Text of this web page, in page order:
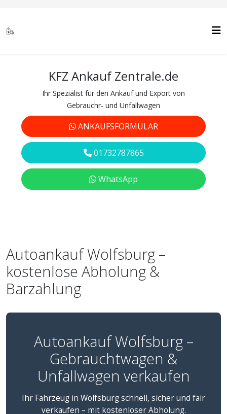
KFZ Ankauf Zentrale.de
Ihr Spezialist für den Ankauf und Export von
Gebrauchr- und Unfallwagen
ANKAUFSFORMULAR
01732787865
WhatsApp
Autoankauf Wolfsburg –
kostenlose Abholung &
Barzahlung
Autoankauf Wolfsburg –
Gebrauchtwagen &
Unfallwagen verkaufen
Ihr Fahrzeug in Wolfsburg schnell, sicher und fair
verkaufen – mit kostenloser Abholung.